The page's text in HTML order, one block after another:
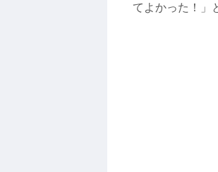
てよかった！」